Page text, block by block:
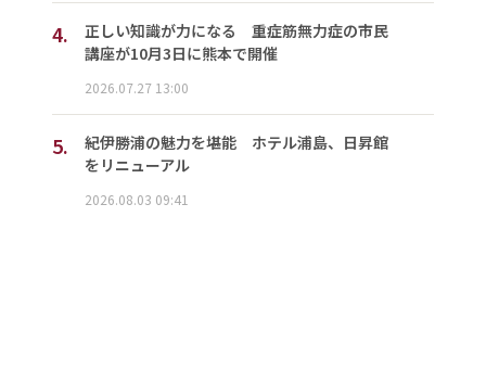
4.
正しい知識が力になる 重症筋無力症の市民
講座が10月3日に熊本で開催
2026.07.27 13:00
5.
紀伊勝浦の魅力を堪能 ホテル浦島、日昇館
をリニューアル
2026.08.03 09:41